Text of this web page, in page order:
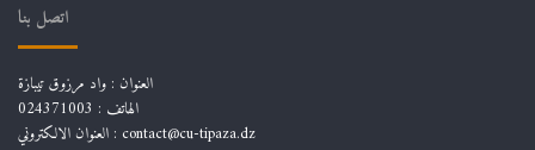
اتصل بنا
العنوان : واد مرزوق تيبازة
الهاتف : 024371003
العنوان الالكتروني : contact@cu-tipaza.dz